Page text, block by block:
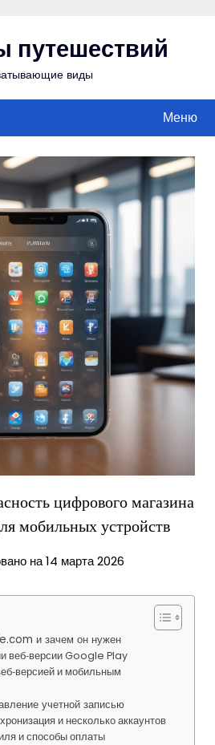
путешествий
виды
Меню
цифрового магазина
мобильных устройств
на 14 марта 2026
и зачем он нужен
веб‑версии Google Play
и мобильным
учетной записью
и несколько аккаунтов
и способы оплаты